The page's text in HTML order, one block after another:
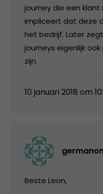
journey die een
impliceert dat deze
het bedrijf. Later
journeys eigenlijk
zijn.
10 januari 2018 om
Beste Leon,